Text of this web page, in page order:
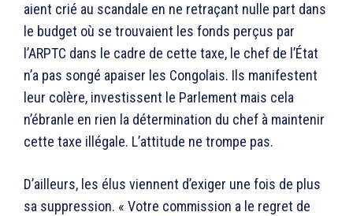
aient crié au scandale en ne retraçant nulle part dans
le budget où se trouvaient les fonds perçus par
l’ARPTC dans le cadre de cette taxe, le chef de l’État
n’a pas songé apaiser les Congolais. Ils manifestent
leur colère, investissent le Parlement mais cela
n’ébranle en rien la détermination du chef à maintenir
cette taxe illégale. L’attitude ne trompe pas.
D’ailleurs, les élus viennent d’exiger une fois de plus
sa suppression. « Votre commission a le regret de